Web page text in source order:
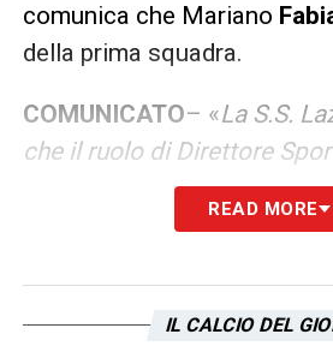
comunica che Mariano
della prima squadra.
COMUNICATO– «La S.S.
che il ruolo di Direttore
squadra è stato affidato al
Fabiani, attuale
LA PLAYLIST DELLE
READ MORE
IL CALCIO DEL